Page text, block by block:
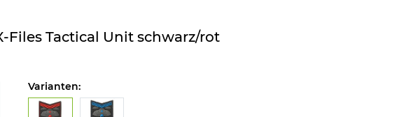
Files Tactical Unit schwarz/rot
Varianten: